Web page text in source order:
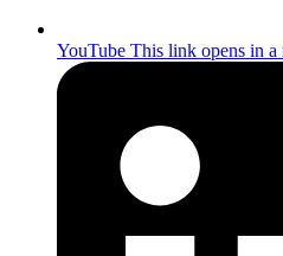
YouTube This link opens in